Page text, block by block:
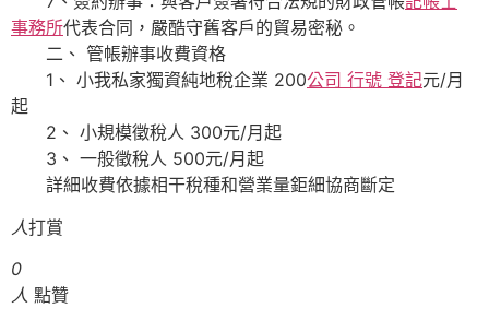
事務所代表合同，嚴酷守舊客戶的貿易密秘。
二、 管帳辦事收費資格
1、 小我私家獨資純地稅企業 200公司 行號 登記元/月
起
2、 小規模徵稅人 300元/月起
3、 一般徵稅人 500元/月起
詳細收費依據相干稅種和營業量鉅細協商斷定
人打賞
0
人 點贊